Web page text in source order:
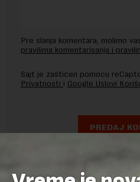
Pre slanja komentara, molimo
pravilima komentarisanja i
Sajt je zaštićen pomocu
Privatnosti i Google Uslovi